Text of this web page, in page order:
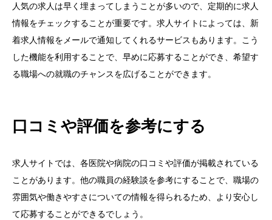
人気の求人は早く埋まってしまうことが多いので、定期的に求人
情報をチェックすることが重要です。求人サイトによっては、新
着求人情報をメールで通知してくれるサービスもあります。こう
した機能を利用することで、早めに応募することができ、希望す
る職場への就職のチャンスを広げることができます。
口コミや評価を参考にする
求人サイトでは、各医院や病院の口コミや評価が掲載されている
ことがあります。他の職員の経験談を参考にすることで、職場の
雰囲気や働きやすさについての情報を得られるため、より安心し
て応募することができるでしょう。